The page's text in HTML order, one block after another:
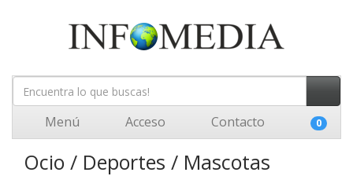
Menú Acceso Contacto 0
Ocio / Deportes / Mascotas